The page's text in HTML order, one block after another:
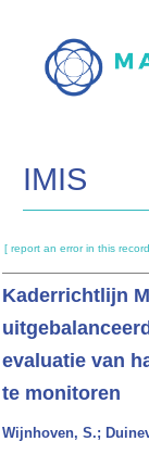
main
IMIS
[ report an error in this
Kaderrichtlijn
evaluatie van
te monitoren
Wijnhoven, S.;